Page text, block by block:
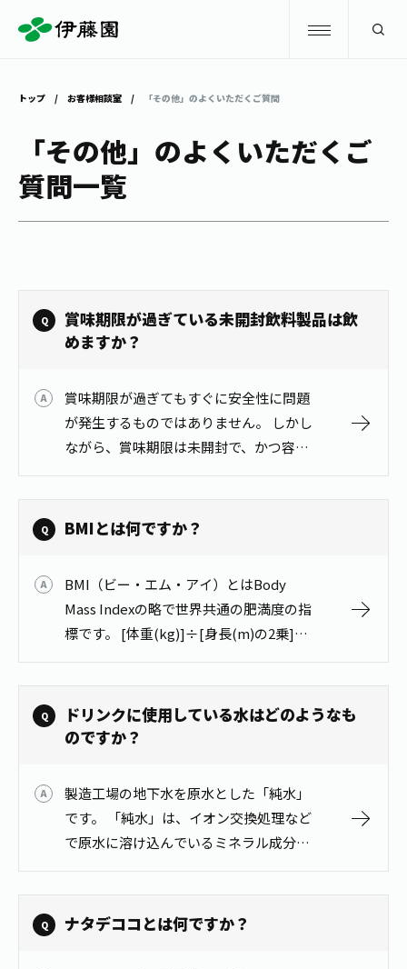
商品情報 トップ
お〜いお茶
健康ミネラルむぎ茶
1日分の野菜
ブランドから探す
キーワードから探す
製品の原料産地
キャンペーン
お茶を知る・楽しむ
お茶を楽しむ
お茶のいれ方
レシピ集
お茶百科キッズ
茶産地育成事業
茶殻リサイクルシステム
お茶の妖精
体験・イベント
見学・体験
工場見学
食育・文化
食育・イベント
Green Tea for Good
未来の桜プロジェクト
伊藤園レディス
店舗・通販
伊藤園の店舗トップ
茶寮伊藤園
店舗検索
通信販売トップ
Inner CHARM
健康体
Crazy Jasmine
お客様相談室
企業情報 GLOBAL
トップ お客様相談室 「その他」のよくいただくご質問
「その他」のよくいただくご
質問一覧
賞味期限が過ぎている未開封飲料製品は飲
めますか？
賞味期限が過ぎてもすぐに安全性に問題
が発生するものではありません。 しかし
ながら、賞味期限は未開封で、かつ容器
に表記された方法で保存した時に、おい
しく飲食していただける期限です。風味
が落ちていることが考えられるため、飲
BMIとは何ですか？
BMI（ビー・エム・アイ）とはBody
Mass Indexの略で世界共通の肥満度の指
標です。 [体重(kg)]÷[身長(m)の2乗]で
求められます（身長はcmではなくmで計
算します）。標準値は「22」とされてお
り、標準…
ドリンクに使用している水はどのようなも
のですか？
製造工場の地下水を原水とした「純水」
です。 「純水」は、イオン交換処理など
で原水に溶け込んでいるミネラル成分な
どを電気的に吸着除去した水です。
ナタデココとは何ですか？